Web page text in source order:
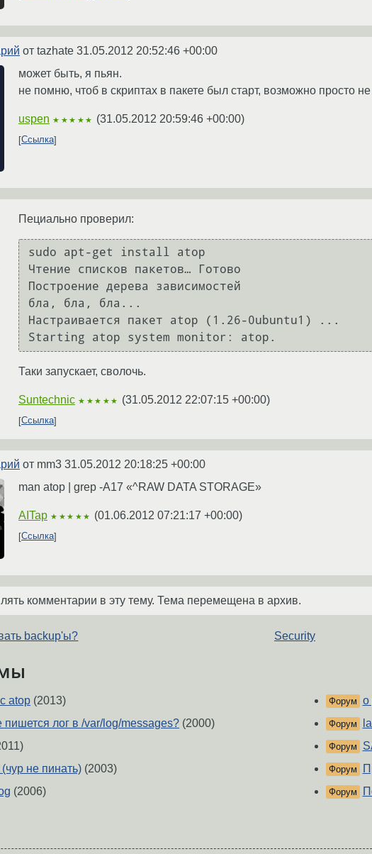
от tazhate 31.05.2012 20:52:46 +00:00
может быть, я пьян.
не помню, чтоб в скриптах в пакете был старт, возможно просто
uspen ★★★★★ (31.05.2012 20:59:46 +00:00)
Ссылка
Пециально проверил:
sudo apt-get install atop
Чтение списков пакетов… Готово
Построение дерева зависимостей
бла, бла, бла...
Настраивается пакет atop (1.26-0ubuntu1) ...
Starting atop system monitor: atop.
Таки запускает, сволочь.
Suntechnic ★★★★★ (31.05.2012 22:07:15 +00:00)
Ссылка
от mm3 31.05.2012 20:18:25 +00:00
man atop | grep -A17 «^RAW DATA STORAGE»
AITap ★★★★★ (01.06.2012 07:21:17 +00:00)
Ссылка
комментарии в эту тему. Тема перемещена в архив.
backup'ы? Security
atop (2013)
пишется лог в /var/log/messages? (2000)
не пинать) (2003)
(2006)
Форум о
Форум
Форум
Форум
Форум